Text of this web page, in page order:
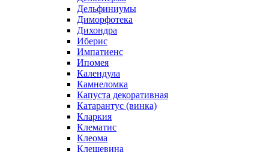
Дельфиниумы
Диморфотека
Дихондра
Иберис
Импатиенс
Ипомея
Календула
Камнеломка
Капуста декоративная
Катарантус (винка)
Кларкия
Клематис
Клеома
Клещевина